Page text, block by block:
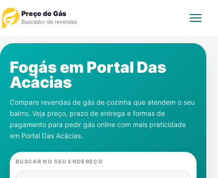
Preço do Gás
Buscador de revendas
Revendedor
Notícias
Cadastre-se
Gás
Fogás em Portal Das
Acácias
Compare revendas de gás de cozinha que atendem o seu
bairro. Veja preço, prazo de entrega e formas de
pagamento para pedir gás online com mais praticidade
em Portal Das Acácias.
BUSCAR NO SEU ENDEREÇO